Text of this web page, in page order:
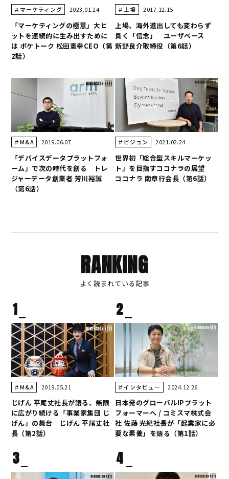
＃マーケティング 2023.01.24
「マーケティングの極意」大ヒ
ットを連続的に生み出すために
は ポケトーク 松田憲幸CEO（第
2話）
＃上場 2017.12.15
上場、海外進出しても変わらず
貫く「信念」 ユーザベース
新野良介取締役（第6話）
＃M&A 2019.06.07
「デバイスデータプラットフォ
ーム」で次の時代を創る トレ
ジャーデータ創業者 芳川裕誠
（第6話）
＃ビジョン 2021.02.24
世界初「総合型スキルマーケッ
ト」を目指すココナラの展望
ココナラ 南章行会長（第6話）
RANKING
よく読まれている記事
1
＃M&A 2019.05.21
じげん 平尾丈社長が語る、無限
に広がり続ける「事業家集団 じ
げん」の舞台 じげん 平尾丈社
長（第2話）
2
＃インタビュー 2024.12.26
日本発のグローバルIPプラット
フォーマーへ / コミスマ株式会
社 佐藤 光紀社長が「起業家に必
要な素養」を語る（第1話）
3 4